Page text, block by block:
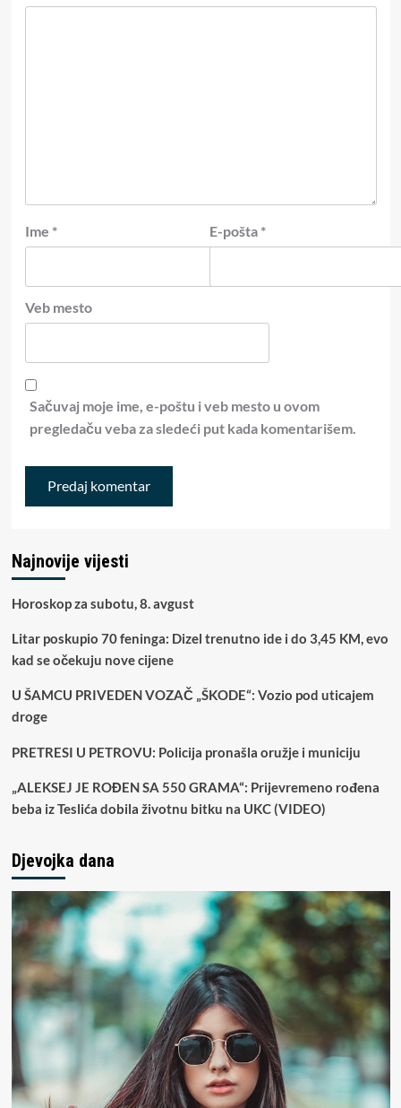
Ime * E-pošta *
Veb mesto
Sačuvaj moje ime, e-poštu i veb mesto u ovom
pregledaču veba za sledeći put kada komentarišem.
Najnovije vijesti
Horoskop za subotu, 8. avgust
Litar poskupio 70 feninga: Dizel trenutno ide i do 3,45 KM, evo
kad se očekuju nove cijene
U ŠAMCU PRIVEDEN VOZAČ „ŠKODE“: Vozio pod uticajem
droge
PRETRESI U PETROVU: Policija pronašla oružje i municiju
„ALEKSEJ JE ROĐEN SA 550 GRAMA“: Prijevremeno rođena
beba iz Teslića dobila životnu bitku na UKC (VIDEO)
Djevojka dana